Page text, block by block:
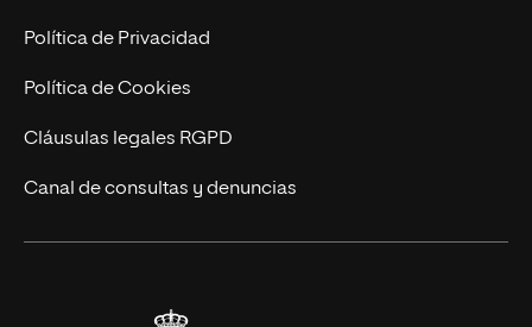
Marketing y Comunicación
Ingeniería
Diseño
Ciencias de la Salud
Política de Privacidad
Política de Cookies
Cláusulas legales RGPD
Canal de consultas y denuncias